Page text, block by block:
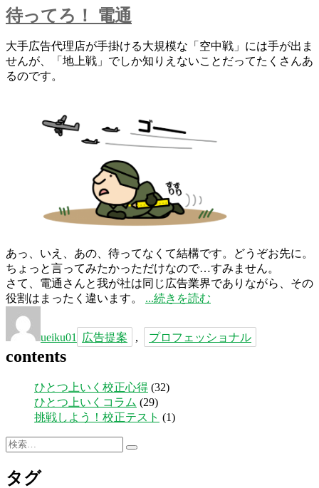
ジ
は
大
待ってろ！ 電通
大手広告代理店が手掛ける大規模な「空中戦」には手が出ま
せんが、「地上戦」でしか知りえないことだってたくさんあ
るのです。
あっ、いえ、あの、待ってなくて結構です。どうぞお先に。
ちょっと言ってみたかっただけなので…すみません。
さて、電通さんと我が社は同じ広告業界でありながら、その
役割はまったく違います。
“待
て
ろ！
の
続きを読む
者
ueiku01
グ
広告提案
, プロフェッショナル
contents
ひとつ上いく校正心得 (32)
ひとつ上いくコラム (29)
挑戦しよう！校正テスト (1)
検
検
タグ